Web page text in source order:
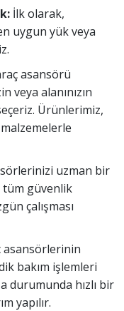
İlk olarak,
uygun yük veya
asansörü
veya alanınızın
Ürünlerimiz,
uzman bir
tüm güvenlik
çalışması
asansörlerinin
bakım işlemleri
durumunda hızlı bir
yapılır.